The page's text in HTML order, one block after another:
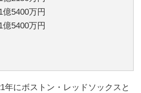
万円
5400万円
年にボストン・レッドソックスと